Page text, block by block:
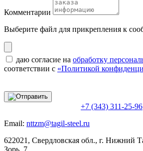
Комментарии
Выберите файл для прикрепления к
даю согласие на обработку
соответствии с «Политикой
+7 (343) 311-25-96
Email: nttzm@tagil-steel.ru
622021, Свердловская обл., г. Нижний